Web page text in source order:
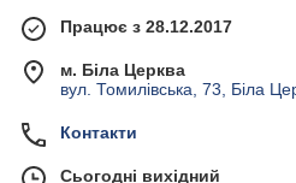
Працює з 28.12.2017
м. Біла Церква
вул. Томилівська, 73, Біла
Контакти
Сьогодні вихідний